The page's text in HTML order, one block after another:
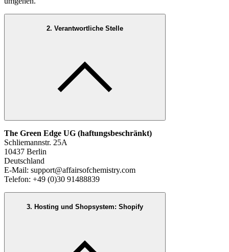
2. Verantwortliche Stelle
The Green Edge UG (haftungsbeschränkt)
Schliemannstr. 25A
10437 Berlin
Deutschland
E-Mail: support@affairsofchemistry.com
Telefon: +49 (0)30 91488839
3. Hosting und Shopsystem: Shopify